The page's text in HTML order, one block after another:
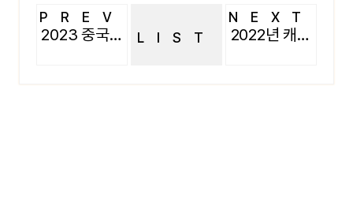
PREV
2023 중국 하계 해외인턴쉽 LIST
NEXT
2022년 캐나다 인턴쉽 취업 성공